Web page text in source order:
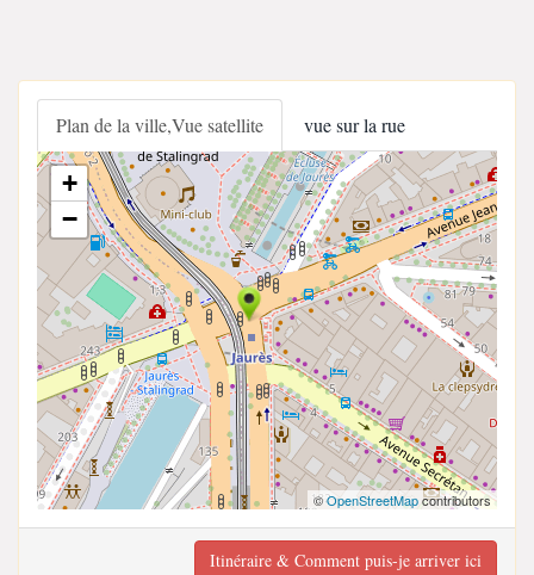
Plan de la ville,Vue satellite vue sur la rue
+
−
©OpenStreetMapcontributors
Itinéraire & Comment puis-je arriver ici